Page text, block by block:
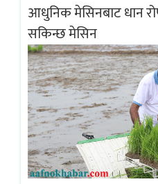
आधुनिक मेसिनबाट धान
सकिन्छ मेसिन